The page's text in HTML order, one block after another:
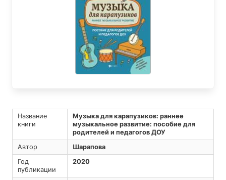
Название
книги
Музыка для карапузиков: раннее
музыкальное развитие: пособие для
родителей и педагогов ДОУ
Автор
Шарапова
Год
публикации
2020